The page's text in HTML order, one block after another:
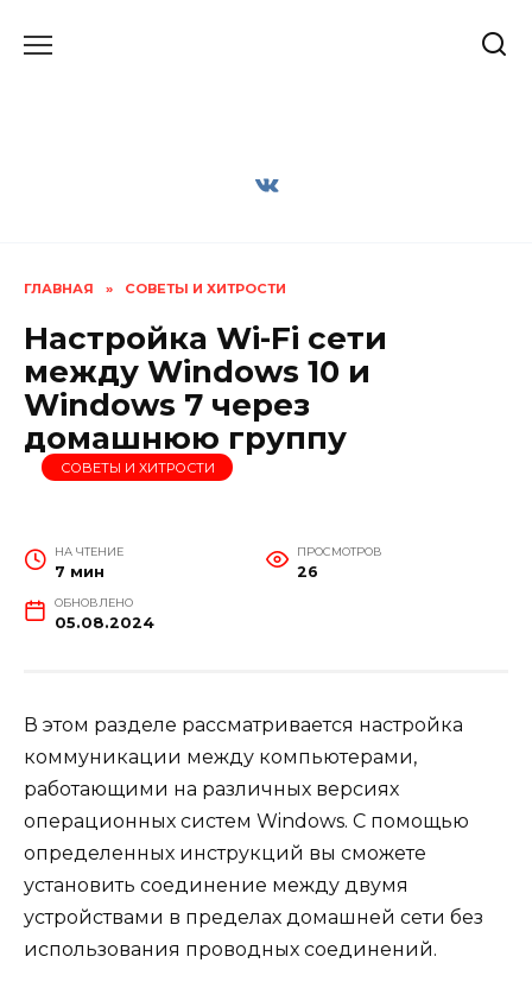
ГЛАВНАЯ » СОВЕТЫ И ХИТРОСТИ
Настройка Wi-Fi сети
между Windows 10 и
Windows 7 через
домашнюю группу
СОВЕТЫ И ХИТРОСТИ
НА ЧТЕНИЕ
7 мин
ПРОСМОТРОВ
26
ОБНОВЛЕНО
05.08.2024
В этом разделе рассматривается настройка
коммуникации между компьютерами,
работающими на различных версиях
операционных систем Windows. С помощью
определенных инструкций вы сможете
установить соединение между двумя
устройствами в пределах домашней сети без
использования проводных соединений.